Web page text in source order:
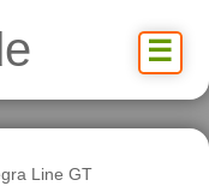
☰
Line GT